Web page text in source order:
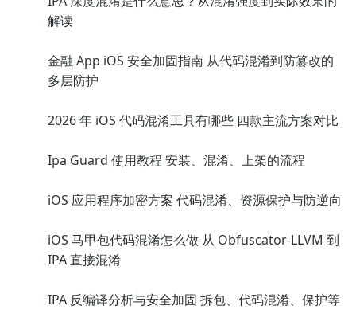
解读
金融 App iOS 安全加固指南 从代码混淆到防篡改的
多层防护
2026 年 iOS 代码混淆工具有哪些 四款主流方案对比
Ipa Guard 使用教程 安装、混淆、上架的流程
iOS 应用程序加密方案 代码混淆、资源保护与防逆向
iOS 马甲包代码混淆怎么做 从 Obfuscator-LLVM 到
IPA 直接混淆
IPA 反编译分析与安全加固 拆包、代码混淆、保护等